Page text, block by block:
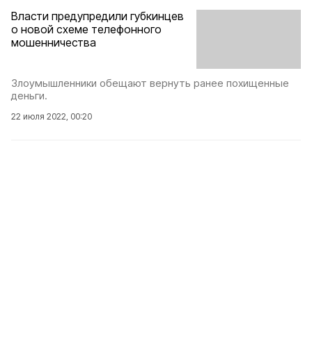
Власти предупредили губкинцев
о новой схеме телефонного
мошенничества
Злоумышленники обещают вернуть ранее похищенные
деньги.
22 июля 2022, 00:20